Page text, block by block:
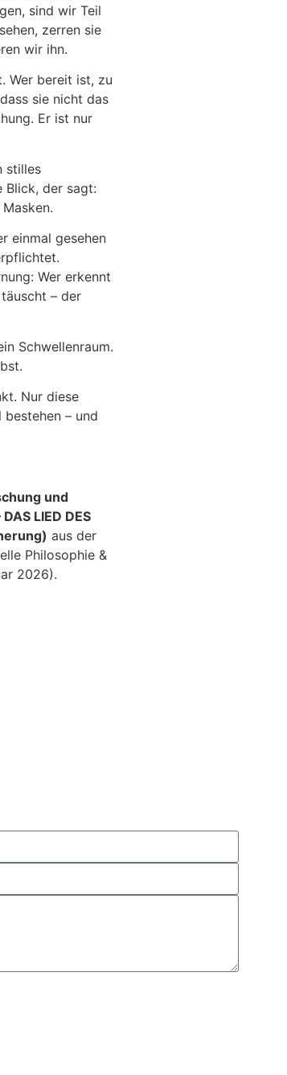
sind wir Teil
zerren sie
wir ihn.
Wer bereit ist, zu
sie nicht das
Er ist nur
stilles
Blick, der sagt:
einmal gesehen
Wer erkennt
– der
Schwellenraum.
Nur diese
– und
und
LIED DES
aus der
Philosophie &
2026).